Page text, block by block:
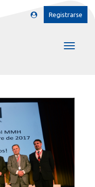
Registrarse